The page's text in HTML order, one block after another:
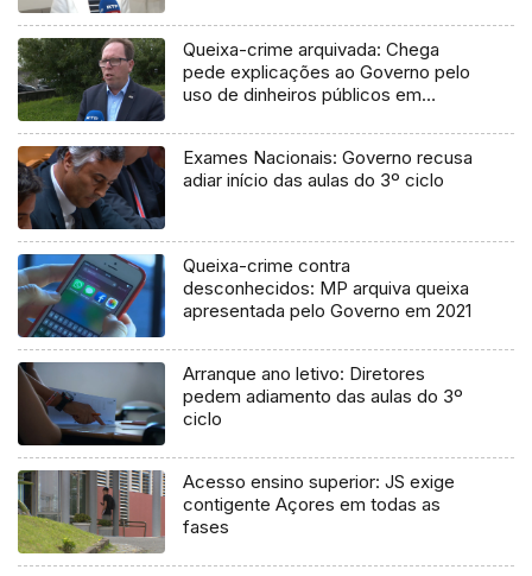
Queixa-crime arquivada: Chega
pede explicações ao Governo pelo
uso de dinheiros públicos em
Exames Nacionais: Governo recusa
adiar início das aulas do 3º ciclo
Queixa-crime contra
desconhecidos: MP arquiva queixa
apresentada pelo Governo em 2021
Arranque ano letivo: Diretores
pedem adiamento das aulas do 3º
ciclo
Acesso ensino superior: JS exige
contigente Açores em todas as
fases